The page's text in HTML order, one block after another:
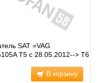
SAT =VAG
T5 с 28.05.2012--> T6
В корзину